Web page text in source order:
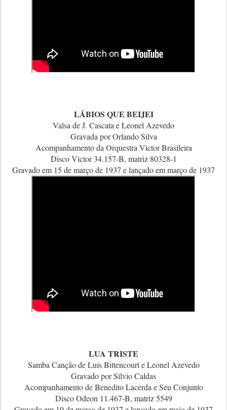
LÁBIOS QUE BEIJEI
Valsa deJ. Cascata e Leonel Azevedo
Gravada por Orlando Silva
Acompanhamento da Orquestra Victor Brasileira
Disco Victor 34.157-B, matriz 80328-1
Gravado em 15 de março de 1937 e lançado em março de 1937
LUA TRISTE
Samba Canção de Luís Bittencourt e Leonel Azevedo
Gravado por Sílvio Caldas
Acompanhamento de Benedito Lacerda e Seu Conjunto
Disco Odeon 11.467-B, matriz 5549